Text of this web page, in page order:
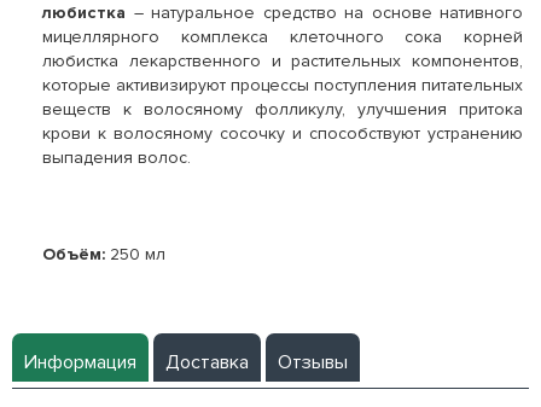
любистка – натуральное средство на основе нативного
мицеллярного комплекса клеточного сока корней
любистка лекарственного и растительных компонентов,
которые активизируют процессы поступления питательных
веществ к волосяному фолликулу, улучшения притока
крови к волосяному сосочку и способствуют устранению
выпадения волос.
Объём: 250 мл
Информация Доставка Отзывы